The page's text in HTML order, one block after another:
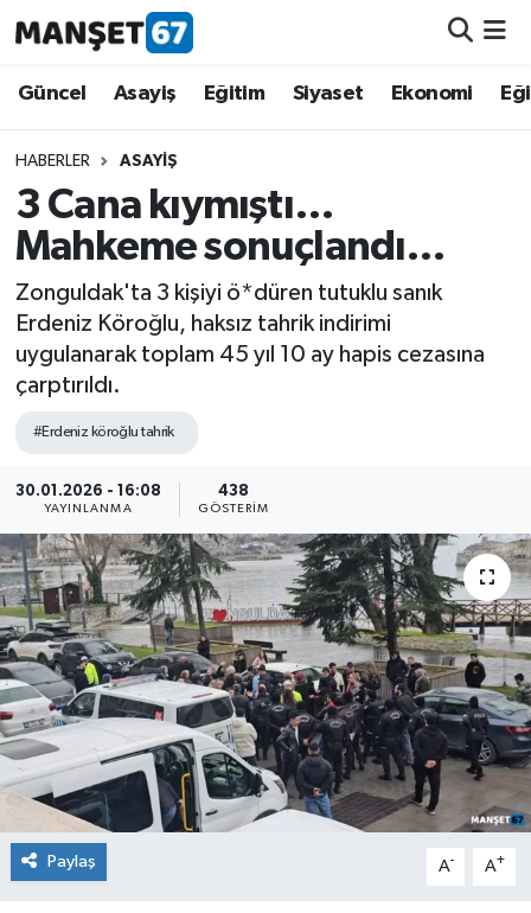
Güncel Asayiş Eğitim Siyaset Ekonomi
HABERLER ASAYIŞ
3 Cana kıymıştı…
Mahkeme sonuçlandı…
Zonguldak'ta 3 kişiyi ö*düren tutuklu sanık
Erdeniz Köroğlu, haksız tahrik indirimi
uygulanarak toplam 45 yıl 10 ay hapis cezasına
çarptırıldı.
#Erdeniz köroğlu tahrik
30.01.2026 - 16:08
YAYINLANMA
438
GÖSTERIM
Paylaş A- A+
Güncel
Asayiş
Siyaset
Eğitim
Ekonomi
Magazin
Medya
Mizah
Röportaj
Teknoloji